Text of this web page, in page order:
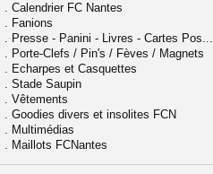
. Calendrier FC Nantes
. Fanions
. Presse - Panini - Livres - Cartes Pos...
. Porte-Clefs / Pin's / Fèves / Magnets
. Echarpes et Casquettes
. Stade Saupin
. Vêtements
. Goodies divers et insolites FCN
. Multimédias
. Maillots FCNantes